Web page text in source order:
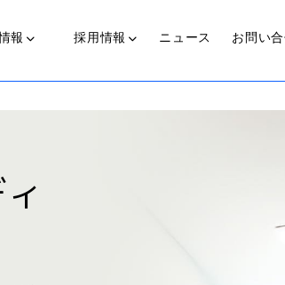
報
ジ
採用情報 ニュース お問い